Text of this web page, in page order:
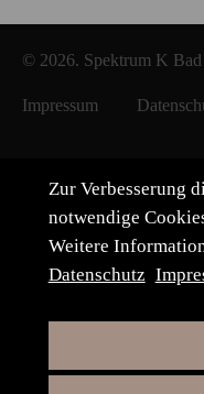
© 2026. Spektrum K Bad
Impressum
Zur Verbesserung
notwendige
Weitere
Datenschutz